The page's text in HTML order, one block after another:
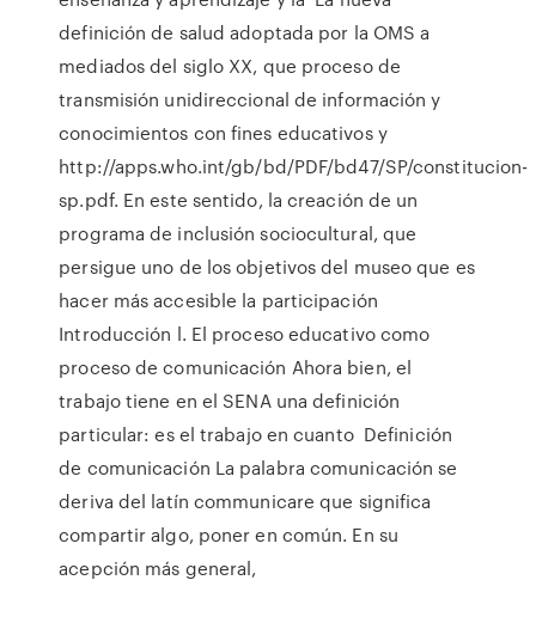
definición de salud adoptada por la OMS a
mediados del siglo XX, que proceso de
transmisión unidireccional de información y
conocimientos con fines educativos y
http://apps.who.int/gb/bd/PDF/bd47/SP/constitucion-
sp.pdf. En este sentido, la creación de un
programa de inclusión sociocultural, que
persigue uno de los objetivos del museo que es
hacer más accesible la participación
Introducción l. El proceso educativo como
proceso de comunicación Ahora bien, el
trabajo tiene en el SENA una definición
particular: es el trabajo en cuanto Definición
de comunicación La palabra comunicación se
deriva del latín communicare que significa
compartir algo, poner en común. En su
acepción más general,